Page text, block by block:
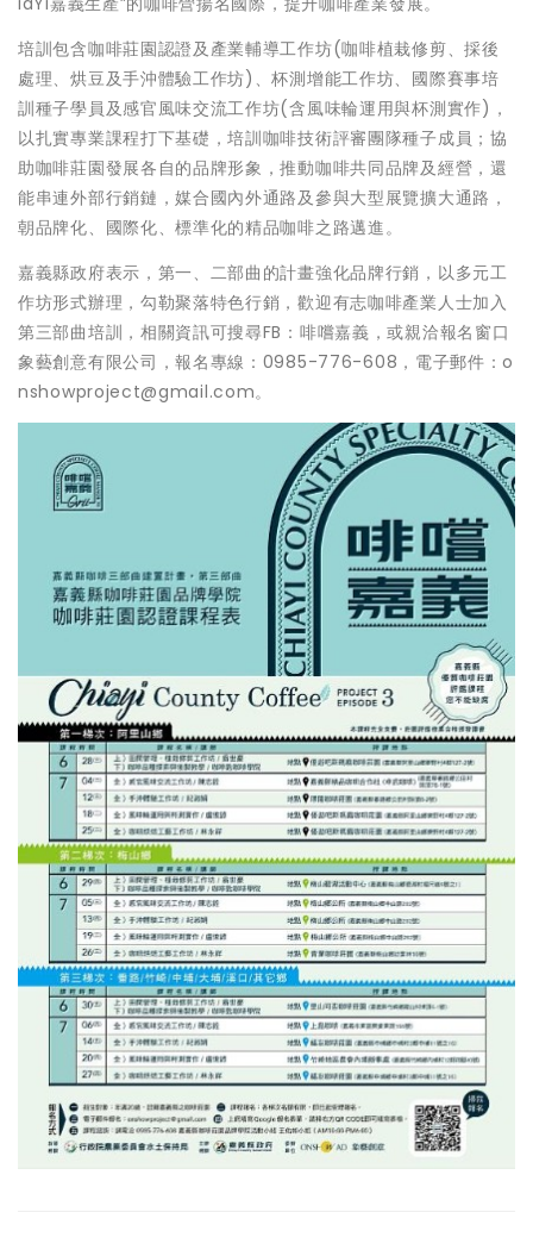
培訓包含咖啡莊園認證及產業輔導工作坊(咖啡植栽修剪、採後
處理、烘豆及手沖體驗工作坊)、杯測增能工作坊、國際賽事培
訓種子學員及感官風味交流工作坊(含風味輪運用與杯測實作)，
以扎實專業課程打下基礎，培訓咖啡技術評審團隊種子成員；協
助咖啡莊園發展各自的品牌形象，推動咖啡共同品牌及經營，還
能串連外部行銷鏈，媒合國內外通路及參與大型展覽擴大通路，
朝品牌化、國際化、標準化的精品咖啡之路邁進。
嘉義縣政府表示，第一、二部曲的計畫強化品牌行銷，以多元工
作坊形式辦理，勾勒聚落特色行銷，歡迎有志咖啡產業人士加入
第三部曲培訓，相關資訊可搜尋FB：啡嚐嘉義，或親洽報名窗口
象藝創意有限公司，報名專線：0985-776-608，電子郵件：o
nshowproject@gmail.com。